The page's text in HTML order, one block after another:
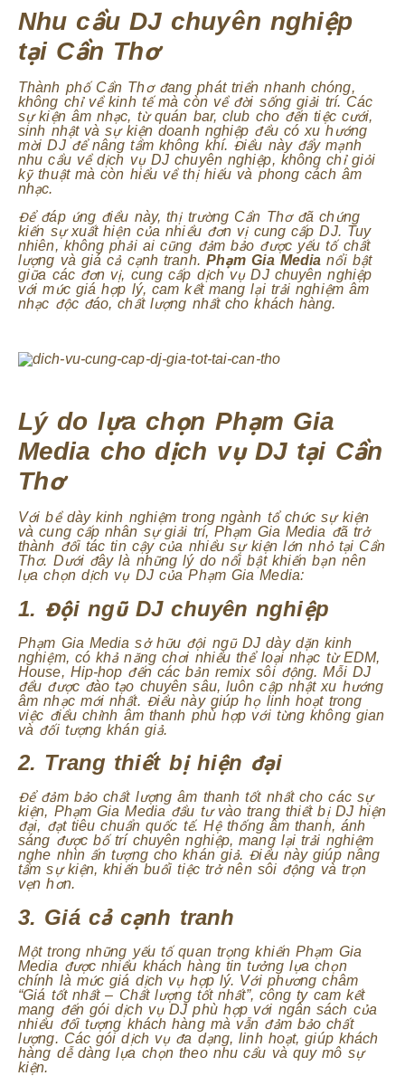
Nhu cầu DJ chuyên nghiệp
tại Cần Thơ
Thành phố Cần Thơ đang phát triển nhanh chóng,
không chỉ về kinh tế mà còn về đời sống giải trí. Các
sự kiện âm nhạc, từ quán bar, club cho đến tiệc cưới,
sinh nhật và sự kiện doanh nghiệp đều có xu hướng
mời DJ để nâng tầm không khí. Điều này đẩy mạnh
nhu cầu về dịch vụ DJ chuyên nghiệp, không chỉ giỏi
kỹ thuật mà còn hiểu về thị hiếu và phong cách âm
nhạc.
Để đáp ứng điều này, thị trường Cần Thơ đã chứng
kiến sự xuất hiện của nhiều đơn vị cung cấp DJ. Tuy
nhiên, không phải ai cũng đảm bảo được yếu tố chất
lượng và giá cả cạnh tranh. Phạm Gia Media nổi bật
giữa các đơn vị, cung cấp dịch vụ DJ chuyên nghiệp
với mức giá hợp lý, cam kết mang lại trải nghiệm âm
nhạc độc đáo, chất lượng nhất cho khách hàng.
Lý do lựa chọn Phạm Gia
Media cho dịch vụ DJ tại Cần
Thơ
Với bề dày kinh nghiệm trong ngành tổ chức sự kiện
và cung cấp nhân sự giải trí, Phạm Gia Media đã trở
thành đối tác tin cậy của nhiều sự kiện lớn nhỏ tại Cần
Thơ. Dưới đây là những lý do nổi bật khiến bạn nên
lựa chọn dịch vụ DJ của Phạm Gia Media:
1. Đội ngũ DJ chuyên nghiệp
Phạm Gia Media sở hữu đội ngũ DJ dày dặn kinh
nghiệm, có khả năng chơi nhiều thể loại nhạc từ EDM,
House, Hip-hop đến các bản remix sôi động. Mỗi DJ
đều được đào tạo chuyên sâu, luôn cập nhật xu hướng
âm nhạc mới nhất. Điều này giúp họ linh hoạt trong
việc điều chỉnh âm thanh phù hợp với từng không gian
và đối tượng khán giả.
2. Trang thiết bị hiện đại
Để đảm bảo chất lượng âm thanh tốt nhất cho các sự
kiện, Phạm Gia Media đầu tư vào trang thiết bị DJ hiện
đại, đạt tiêu chuẩn quốc tế. Hệ thống âm thanh, ánh
sáng được bố trí chuyên nghiệp, mang lại trải nghiệm
nghe nhìn ấn tượng cho khán giả. Điều này giúp nâng
tầm sự kiện, khiến buổi tiệc trở nên sôi động và trọn
vẹn hơn.
3. Giá cả cạnh tranh
Một trong những yếu tố quan trọng khiến Phạm Gia
Media được nhiều khách hàng tin tưởng lựa chọn
chính là mức giá dịch vụ hợp lý. Với phương châm
“Giá tốt nhất – Chất lượng tốt nhất”, công ty cam kết
mang đến gói dịch vụ DJ phù hợp với ngân sách của
nhiều đối tượng khách hàng mà vẫn đảm bảo chất
lượng. Các gói dịch vụ đa dạng, linh hoạt, giúp khách
hàng dễ dàng lựa chọn theo nhu cầu và quy mô sự
kiện.